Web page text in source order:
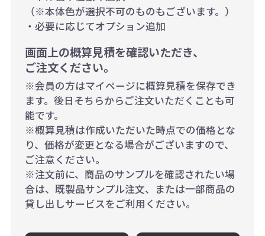
（※本体色が選択不可のものもございます。）
・必要に応じてオプション追加
画面上の概算見積を確認いただき、
ご注文ください。
※会員の方はマイページに概算見積を保存でき
ます。後日そちらからご注文いただくことも可
能です。
※概算見積は作成いただいた時点での価格とな
り、価格が変更となる場合がございますので、
ご注意ください。
※注文前に、商品のサンプルを確認されたい場
合は、既製品サンプル注文、または一部商品の
貸し出しサービスをご利用ください。